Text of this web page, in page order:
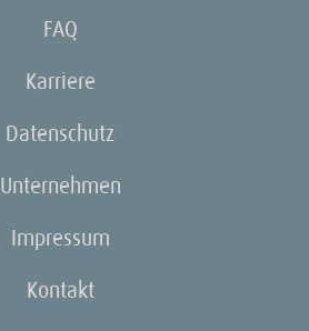
FAQ
Karriere
Datenschutz
Unternehmen
Impressum
Kontakt